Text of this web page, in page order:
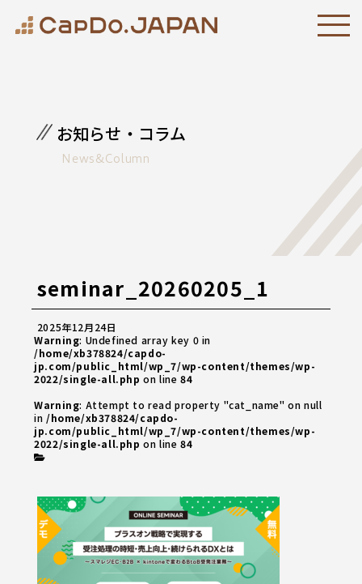
お知らせ・コラム
News&Column
seminar_20260205_1
2025年12月24日
Warning: Undefined array key 0 in
/home/xb378824/capdo-
jp.com/public_html/wp_7/wp-content/themes/wp-
2022/single-all.php on line84
Warning: Attempt to read property "cat_name" on null
in/home/xb378824/capdo-
jp.com/public_html/wp_7/wp-content/themes/wp-
2022/single-all.php on line84